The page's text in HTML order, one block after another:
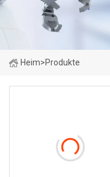
Heim>Produkte